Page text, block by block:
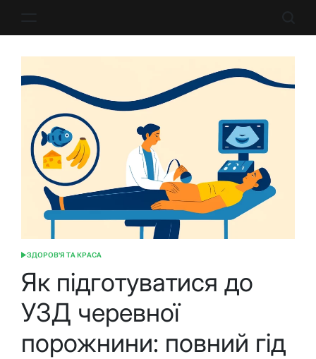
ОПУБЛІКУВАТИ
ЗДОРОВ'Я ТА КРАСА
Як підготуватися до
УЗД черевної
порожнини: повний гід